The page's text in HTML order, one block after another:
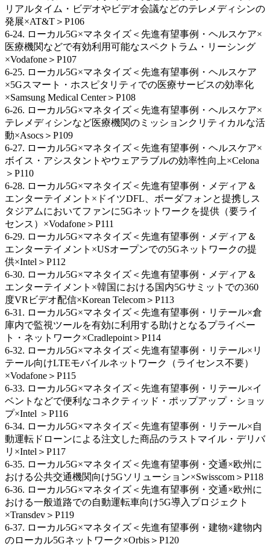
リアルタイム・ビデオやビデオ会議などのテレメディシンの
発展×AT&T＞P106
6-24. ローカル5G×マネタイズ＜先進有望事例・ヘルスケア×
医療機関などで有効利用可能なスペクトラム・リーシング
×Vodafone＞P107
6-25. ローカル5G×マネタイズ＜先進有望事例・ヘルスケア
×5Gスマート・ホスピタリティでの医療サービスの効率化
×Samsung Medical Center＞P108
6-26. ローカル5G×マネタイズ＜先進有望事例・ヘルスケア×
テレメディシンなど医療機関のミッションクリティカルな活
動×Asocs＞P109
6-27. ローカル5G×マネタイズ＜先進有望事例・ヘルスケア×
ボイス・アシスタントやウェアラブルの効率性向上×Celona
＞P110
6-28. ローカル5G×マネタイズ＜先進有望事例・メディア＆
エンターテイメント×ドイツDFL、ボーダフォンと提携しス
タジアムにおいてファンに5Gネットワークを提供（要ライ
センス）×Vodafone＞P111
6-29. ローカル5G×マネタイズ＜先進有望事例・メディア＆
エンターテイメント×USオープンでの5Gネットワークの提
供×Intel＞P112
6-30. ローカル5G×マネタイズ＜先進有望事例・メディア＆
エンターテイメント×韓国における国内5Gサミットでの360
度VRビデオ配信×Korean Telecom＞P113
6-31. ローカル5G×マネタイズ＜先進有望事例・リテール×倉
庫内で監視ツールを有効に利用する助けとなるプライベー
ト・ネットワーク×Cradlepoint＞P114
6-32. ローカル5G×マネタイズ＜先進有望事例・リテール×リ
テール向けLTEモバイルネットワーク（ライセンス不要）
×Vodafone＞P115
6-33. ローカル5G×マネタイズ＜先進有望事例・リテール×イ
ベントなどで便利なコネクティッド・ポップアップ・ショッ
プ×Intel ＞P116
6-34. ローカル5G×マネタイズ＜先進有望事例・リテール×自
動運転ドローンによる注文した商品のラストマイル・デリバ
リ×Intel＞P117
6-35. ローカル5G×マネタイズ＜先進有望事例・交通×欧州に
おける公共交通機関向け5Gソリューション×Swisscom＞P118
6-36. ローカル5G×マネタイズ＜先進有望事例・交通×欧州に
おける一般道路での自動運転車向け5G導入プロジェクト
×Transdev＞P119
6-37. ローカル5G×マネタイズ＜先進有望事例・建物×建物内
のローカル5Gネットワーク×Orbis＞P120